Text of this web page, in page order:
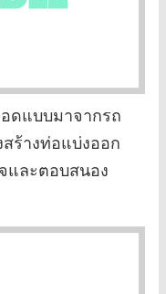
ดแบบมาจากรถ
ร้างท่อแบ่งออก
และตอบสนอง